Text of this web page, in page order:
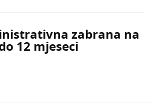
zabrana na
12 mjeseci